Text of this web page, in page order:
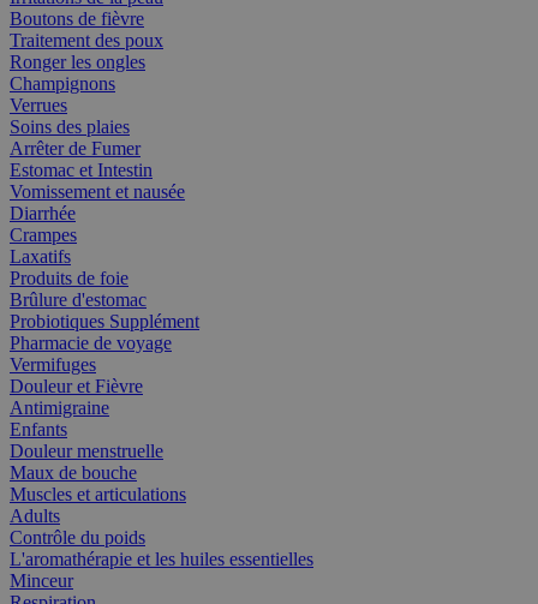
Boutons de fièvre
Traitement des poux
Ronger les ongles
Champignons
Verrues
Soins des plaies
Arrêter de Fumer
Estomac et Intestin
Vomissement et nausée
Diarrhée
Crampes
Laxatifs
Produits de foie
Brûlure d'estomac
Probiotiques Supplément
Pharmacie de voyage
Vermifuges
Douleur et Fièvre
Antimigraine
Enfants
Douleur menstruelle
Maux de bouche
Muscles et articulations
Adults
Contrôle du poids
L'aromathérapie et les huiles essentielles
Minceur